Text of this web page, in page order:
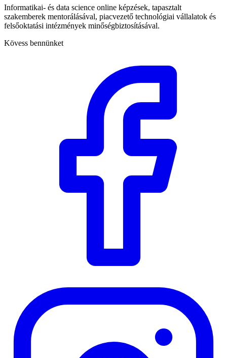
Informatikai- és data science online képzések, tapasztalt
szakemberek mentorálásával, piacvezető technológiai vállalatok és
felsőoktatási intézmények minőségbiztosításával.
Kövess bennünket